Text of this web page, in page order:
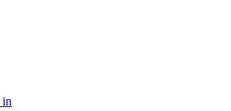
in